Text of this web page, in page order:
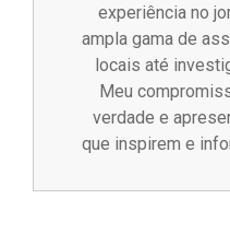
experiência no
ampla gama de
locais até
Meu
verdade e
que inspirem e